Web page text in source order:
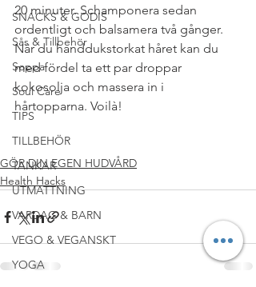
SNACKS & GODIS
Sås & Tillbehör
Soppa
Soul Care
TIPS
TILLBEHÖR
TANKAR
UTMATTNING
VARDAG & BARN
VEGO & VEGANSKT
YOGA
20 minuter. Schamponera sedan
ordentligt och balsamera två gånger.
När du handdukstorkat håret kan du
med fördel ta ett par droppar
kokosolja och massera in i
hårtopparna. Voilà!
#EKOLOGISKT
#HUDVÅRD
GÖR DIN EGEN HUDVÅRD
Health Hacks